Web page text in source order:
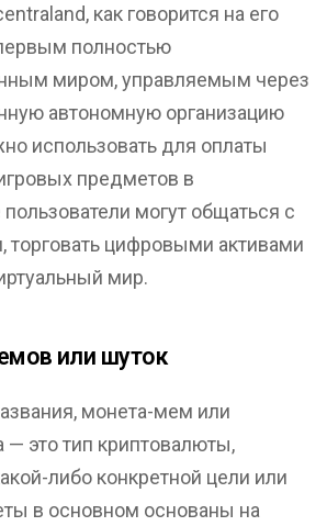
как говорится на его
полностью
миром, управляемым через
автономную организацию
использовать для оплаты
предметов в
могут общаться с
цифровыми активами
мир.
или шуток
монета-мем или
— это тип криптовалюты,
либо конкретной цели или
в основном основаны на